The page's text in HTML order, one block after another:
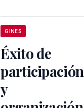
GINES
Éxito de
participación
y